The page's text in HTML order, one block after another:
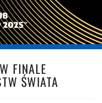
FINALE
ŚWIATA